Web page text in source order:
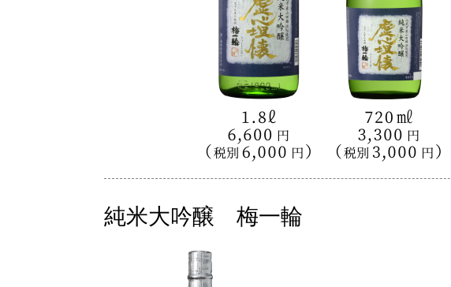
純米大吟醸 梅一輪